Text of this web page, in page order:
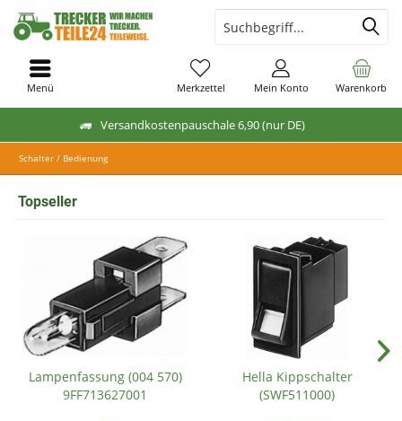
Versandkostenpauschale 6,90 (nur DE)
Warenkorb
Merkzettel Mein Konto
Menü
Schalter / Bedienung
Topseller
Lampenfassung (004 570)
9FF713627001
Hella Kippschalter
(SWF511000)